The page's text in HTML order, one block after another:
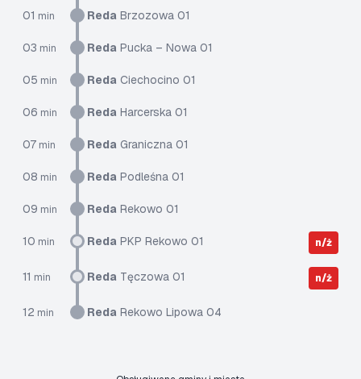
01 min Reda Brzozowa 01
03 min Reda Pucka – Nowa 01
05 min Reda Ciechocino 01
06 min Reda Harcerska 01
07 min Reda Graniczna 01
08 min Reda Podleśna 01
09 min Reda Rekowo 01
10 min Reda PKP Rekowo 01 n/ż
11 min Reda Tęczowa 01 n/ż
12 min Reda Rekowo Lipowa 04